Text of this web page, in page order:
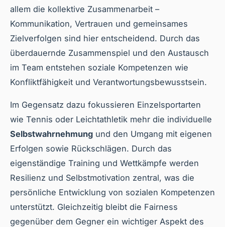
allem die kollektive Zusammenarbeit –
Kommunikation, Vertrauen und gemeinsames
Zielverfolgen sind hier entscheidend. Durch das
überdauernde Zusammenspiel und den Austausch
im Team entstehen soziale Kompetenzen wie
Konfliktfähigkeit und Verantwortungsbewusstsein.
Im Gegensatz dazu fokussieren Einzelsportarten
wie Tennis oder Leichtathletik mehr die individuelle
Selbstwahrnehmung und den Umgang mit eigenen
Erfolgen sowie Rückschlägen. Durch das
eigenständige Training und Wettkämpfe werden
Resilienz und Selbstmotivation zentral, was die
persönliche Entwicklung von sozialen Kompetenzen
unterstützt. Gleichzeitig bleibt die Fairness
gegenüber dem Gegner ein wichtiger Aspekt des